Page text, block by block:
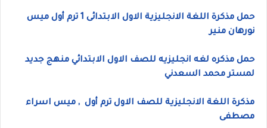
حمل مذكرة اللغة الانجليزية الاول الابتدائى 1 ترم أول ميس
نورهان منير
حمل مذكره لغه انجليزيه للصف الاول الابتدائي منهج جديد
لمستر محمد السعدني
مذكرة اللغة الانجليزية للصف الاول ترم أول , ميس اسراء
مصطفى